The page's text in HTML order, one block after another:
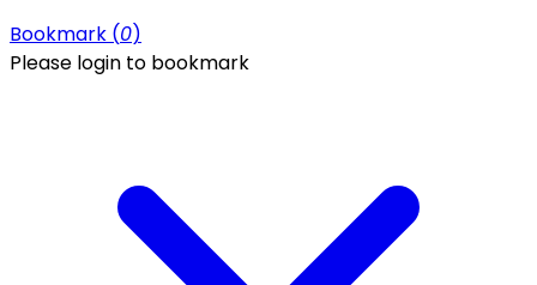
Bookmark (0)
Please login to bookmark